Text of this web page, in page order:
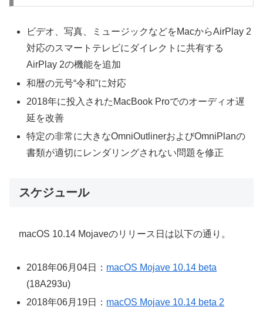
ビデオ、写真、ミュージックなどをMacからAirPlay 2
対応のスマートテレビにダイレクトに共有する
AirPlay 2の機能を追加
和暦の元号“令和”に対応
2018年に投入されたMacBook Proでのオーディオ遅
延を改善
特定の非常に大きなOmniOutlinerおよびOmniPlanの
書類が適切にレンダリングされない問題を修正
スケジュール
macOS 10.14 Mojaveのリリース日は以下の通り。
2018年06月04日： macOS Mojave 10.14 beta
(18A293u)
2018年06月19日： macOS Mojave 10.14 beta 2